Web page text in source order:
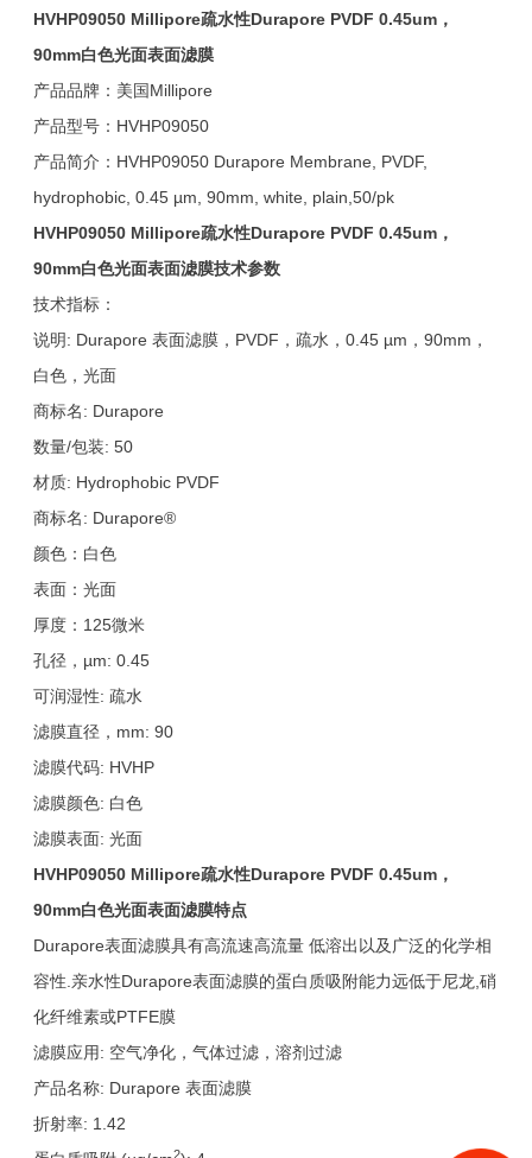
HVHP09050 Millipore疏水性Durapore PVDF 0.45um，
90mm白色光面表面滤膜
产品品牌：美国Millipore
产品型号：HVHP09050
产品简介：HVHP09050 Durapore Membrane, PVDF,
hydrophobic, 0.45 µm, 90mm, white, plain,50/pk
HVHP09050 Millipore疏水性Durapore PVDF 0.45um，
90mm白色光面表面滤膜技术参数
技术指标：
说明: Durapore 表面滤膜，PVDF，疏水，0.45 µm，90mm，
白色，光面
商标名: Durapore
数量/包装: 50
材质: Hydrophobic PVDF
商标名: Durapore®
颜色：白色
表面：光面
厚度：125微米
孔径，µm: 0.45
可润湿性: 疏水
滤膜直径，mm: 90
滤膜代码: HVHP
滤膜颜色: 白色
滤膜表面: 光面
HVHP09050 Millipore疏水性Durapore PVDF 0.45um，
90mm白色光面表面滤膜特点
Durapore表面滤膜具有高流速高流量 低溶出以及广泛的化学相
容性.亲水性Durapore表面滤膜的蛋白质吸附能力远低于尼龙,硝
化纤维素或PTFE膜
滤膜应用: 空气净化，气体过滤，溶剂过滤
产品名称: Durapore 表面滤膜
折射率: 1.42
2